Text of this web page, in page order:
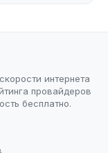
интернета
провайдеров
бесплатно.